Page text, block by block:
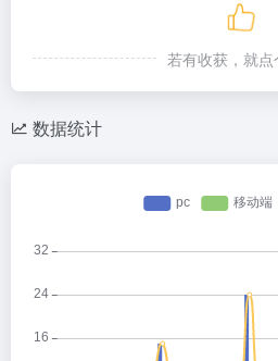
若有收获，就
数据统计